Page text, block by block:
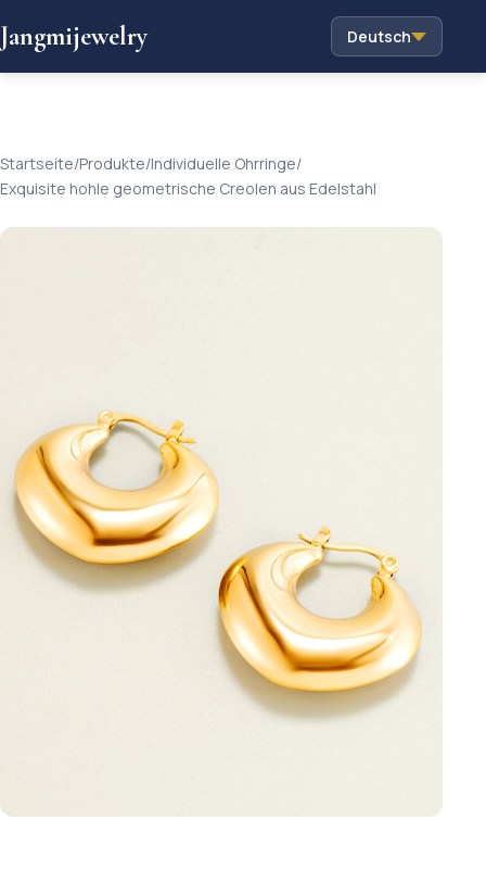
Jangmijewelry Deutsch
Startseite/Produkte/Individuelle Ohrringe/
Exquisite hohle geometrische Creolen aus Edelstahl